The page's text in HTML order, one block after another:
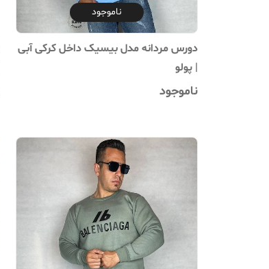
ناموجود
دورس مردانه مدل بیسیک داخل کرکی آبی
| پولو
ناموجود